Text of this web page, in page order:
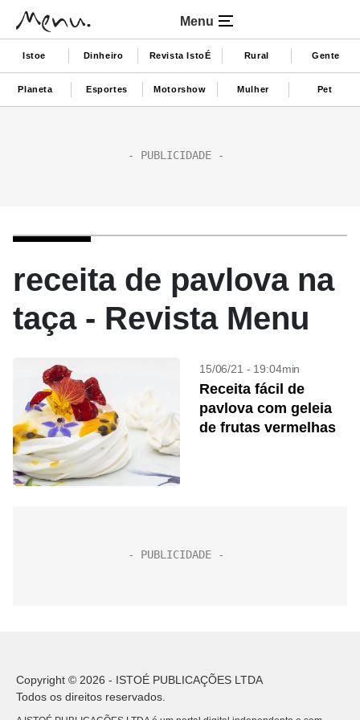
Menu
Istoe Dinheiro Revista IstoÉ Rural Gente
Planeta Esportes Motorshow Mulher Pet
receita de pavlova na
taça - Revista Menu
15/06/21 - 19:04min
Receita fácil de
pavlova com geleia
de frutas vermelhas
Copyright © 2026 - ISTOÉ PUBLICAÇÕES LTDA
Todos os direitos reservados.